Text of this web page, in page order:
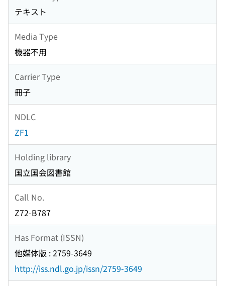
テキスト
Media Type
機器不用
Carrier Type
冊子
NDLC
ZF1
Holding library
国立国会図書館
Call No.
Z72-B787
Has Format (ISSN)
他媒体版 : 2759-3649
http://iss.ndl.go.jp/issn/2759-3649